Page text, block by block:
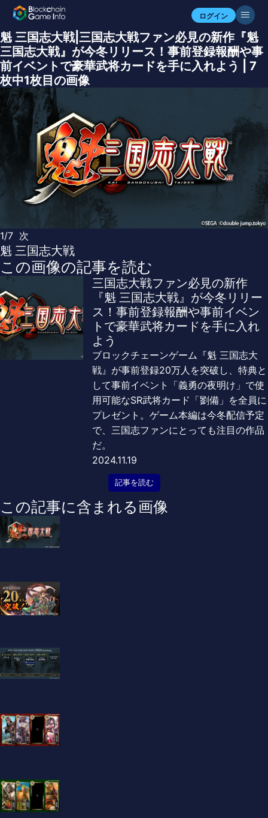
ログイン
魁 三国志大戦|三国志大戦ファン必見の新作『魁
三国志大戦』が今冬リリース！事前登録報酬や事
前イベントで豪華武将カードを手に入れよう | 7
枚中1枚目の画像
1/7 次
魁 三国志大戦
この画像の記事を読む
三国志大戦ファン必見の新作
『魁 三国志大戦』が今冬リリー
ス！事前登録報酬や事前イベン
トで豪華武将カードを手に入れ
よう
ブロックチェーンゲーム『魁 三国志大
戦』が事前登録20万人を突破し、特典と
して事前イベント「義勇の夜明け」で使
用可能なSR武将カード「劉備」を全員に
プレゼント。ゲーム本編は今冬配信予定
で、三国志ファンにとっても注目の作品
だ。
2024.11.19
記事を読む
この記事に含まれる画像